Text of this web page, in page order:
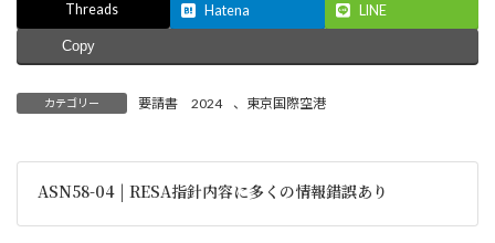
Threads Hatena LINE
Copy
カテゴリー 要請書 2024 、 東京国際空港
ASN58-04 | RESA指針内容に多くの情報錯誤あり